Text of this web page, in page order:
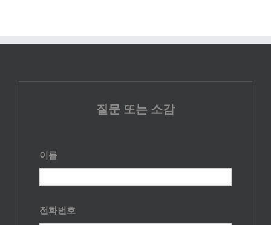
질문 또는 소감
이름
전화번호